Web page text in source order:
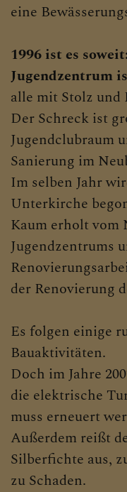
eine
1996 ist es
Jugendzentrum
alle mit Stolz und
Der Schreck ist
Jugendclubraum
Sanierung im
Im selben Jahr
Unterkirche
Kaum erholt vom
Jugendzentrums
der Renovierung
Es folgen einige
Bauaktivitäten.
Doch im Jahre
die elektrische
muss erneuert
Außerdem reißt
Silberfichte aus,
zu Schaden.